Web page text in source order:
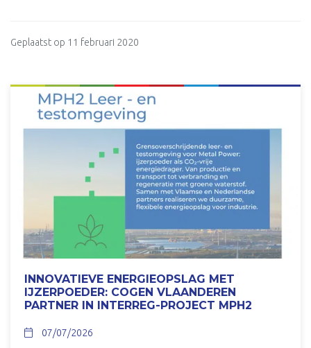
Geplaatst op 11 februari 2020
INNOVATIEVE ENERGIEOPSLAG MET
IJZERPOEDER: COGEN VLAANDEREN
PARTNER IN INTERREG-PROJECT MPH2
07/07/2026